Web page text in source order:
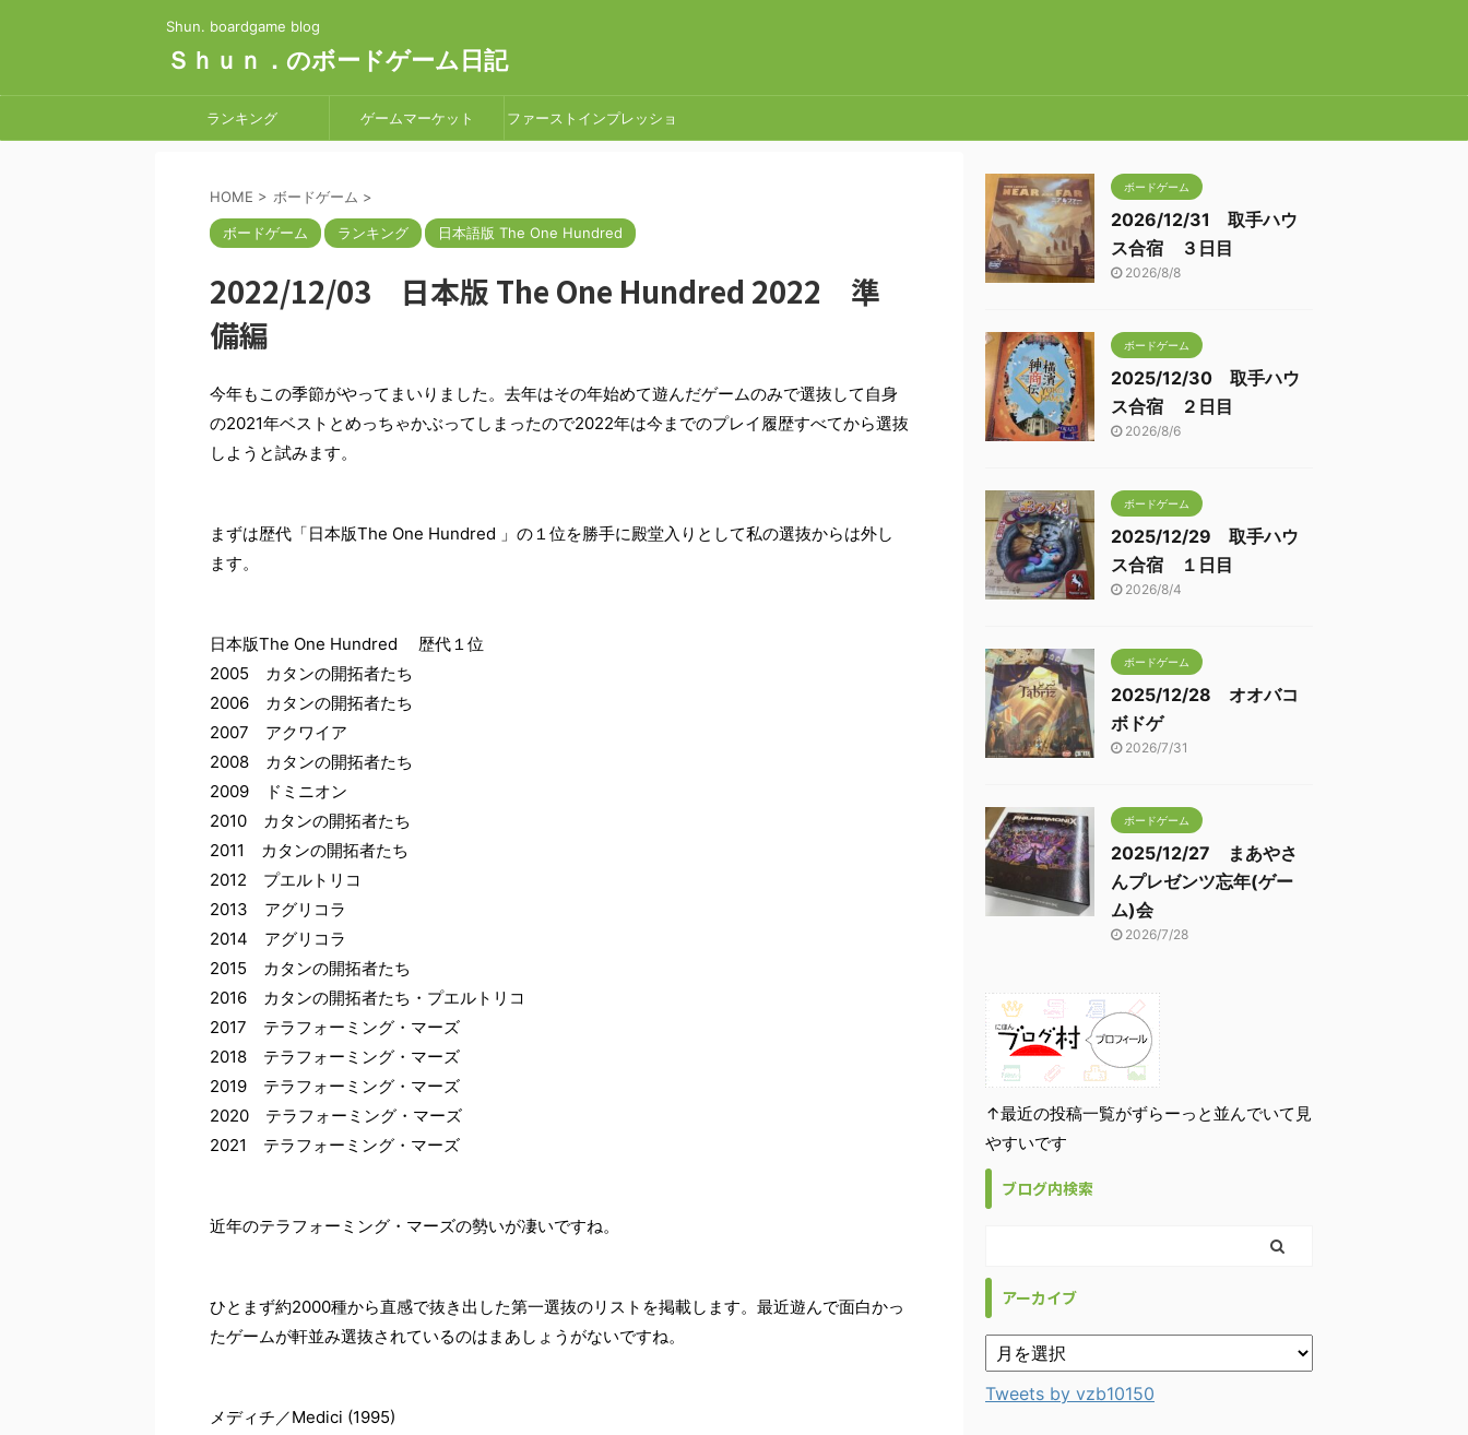
Shun. boardgame blog
Ｓｈｕｎ．のボードゲーム日記
ランキング ゲームマーケット ファーストインプレッショ
HOME > ボードゲーム >
ボードゲーム ランキング 日本語版 The One Hundred
2022/12/03 日本版 The One Hundred 2022 準
備編
今年もこの季節がやってまいりました。去年はその年始めて遊んだゲームのみで選抜して自身
の2021年ベストとめっちゃかぶってしまったので2022年は今までのプレイ履歴すべてから選抜
しようと試みます。
まずは歴代「日本版The One Hundred 」の１位を勝手に殿堂入りとして私の選抜からは外し
ます。
日本版The One Hundred 歴代１位
2005 カタンの開拓者たち
2006 カタンの開拓者たち
2007 アクワイア
2008 カタンの開拓者たち
2009 ドミニオン
2010 カタンの開拓者たち
2011 カタンの開拓者たち
2012 プエルトリコ
2013 アグリコラ
2014 アグリコラ
2015 カタンの開拓者たち
2016 カタンの開拓者たち・プエルトリコ
2017 テラフォーミング・マーズ
2018 テラフォーミング・マーズ
2019 テラフォーミング・マーズ
2020 テラフォーミング・マーズ
2021 テラフォーミング・マーズ
近年のテラフォーミング・マーズの勢いが凄いですね。
ひとまず約2000種から直感で抜き出した第一選抜のリストを掲載します。最近遊んで面白かっ
たゲームが軒並み選抜されているのはまあしょうがないですね。
メディチ／Medici (1995)
ボードゲーム
2026/12/31 取手ハウ
ス合宿 ３日目
2026/8/8
ボードゲーム
2025/12/30 取手ハウ
ス合宿 ２日目
2026/8/6
ボードゲーム
2025/12/29 取手ハウ
ス合宿 １日目
2026/8/4
ボードゲーム
2025/12/28 オオバコ
ボドゲ
2026/7/31
ボードゲーム
2025/12/27 まあやさ
んプレゼンツ忘年(ゲー
ム)会
2026/7/28
↑最近の投稿一覧がずらーっと並んでいて見
やすいです
ブログ内検索
アーカイブ
Tweets by vzb10150